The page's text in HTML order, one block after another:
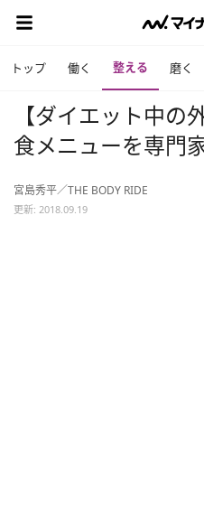
トップ 働く 整える 磨く
【ダイエット中の
食メニューを専門
宮島秀平／THE BODY RIDE
更新: 2018.09.19